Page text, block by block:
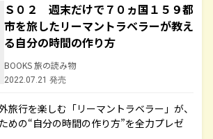
Ｓ０２ 週末だけで７０ヵ国１５９都
市を旅したリーマントラベラーが教え
る自分の時間の作り方
BOOKS 旅の読み物
2022.07.21 発売
旅行を楽しむ「リーマントラベラー」が、
めの“自分の時間の作り方”を全力プレゼ